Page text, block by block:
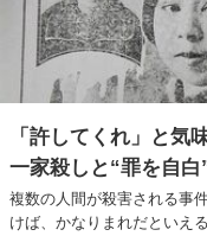
「許してくれ」と
一家殺しと“罪を自
複数の人間が殺害される事
けば、かなりまれだといえ